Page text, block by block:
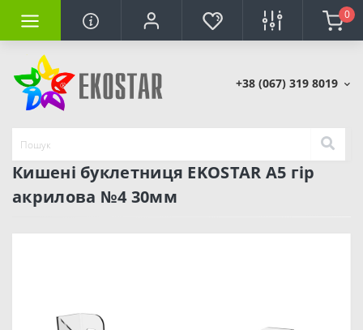
0
+38 (067) 319 8019
Кишені буклетниця EKOSTAR А5 гір
акрилова №4 30мм